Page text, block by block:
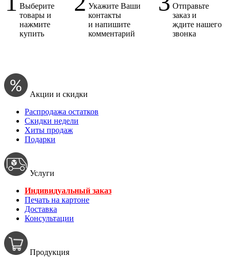
Выберите
товары и
нажмите
купить
Укажите Ваши
контакты
и напишите
комментарий
Отправьте
заказ и
ждите нашего
звонка
Акции и скидки
Распродажа остатков
Скидки недели
Хиты продаж
Подарки
Услуги
Индивидуальный заказ
Печать на картоне
Доставка
Консультации
Продукция